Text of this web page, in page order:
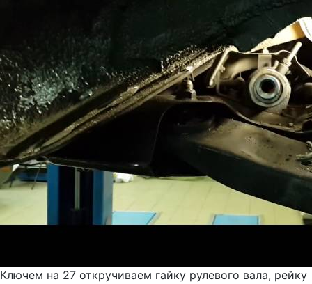
Ключем на 27 откручиваем гайку рулевого вала, рейку